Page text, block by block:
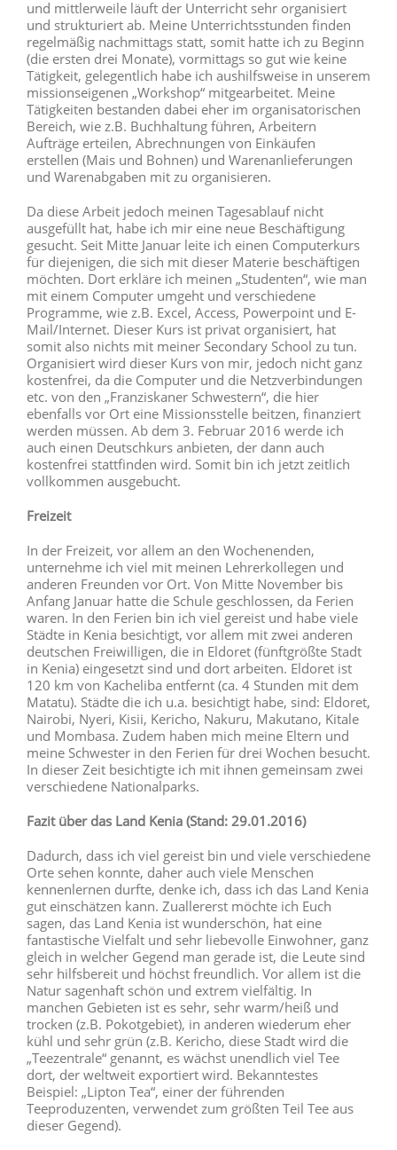
und mittlerweile läuft der Unterricht sehr organisiert
und strukturiert ab. Meine Unterrichtsstunden finden
regelmäßig nachmittags statt, somit hatte ich zu Beginn
(die ersten drei Monate), vormittags so gut wie keine
Tätigkeit, gelegentlich habe ich aushilfsweise in unserem
missionseigenen „Workshop“ mitgearbeitet. Meine
Tätigkeiten bestanden dabei eher im organisatorischen
Bereich, wie z.B. Buchhaltung führen, Arbeitern
Aufträge erteilen, Abrechnungen von Einkäufen
erstellen (Mais und Bohnen) und Warenanlieferungen
und Warenabgaben mit zu organisieren.
Da diese Arbeit jedoch meinen Tagesablauf nicht
ausgefüllt hat, habe ich mir eine neue Beschäftigung
gesucht. Seit Mitte Januar leite ich einen Computerkurs
für diejenigen, die sich mit dieser Materie beschäftigen
möchten. Dort erkläre ich meinen „Studenten“, wie man
mit einem Computer umgeht und verschiedene
Programme, wie z.B. Excel, Access, Powerpoint und E-
Mail/Internet. Dieser Kurs ist privat organisiert, hat
somit also nichts mit meiner Secondary School zu tun.
Organisiert wird dieser Kurs von mir, jedoch nicht ganz
kostenfrei, da die Computer und die Netzverbindungen
etc. von den „Franziskaner Schwestern“, die hier
ebenfalls vor Ort eine Missionsstelle beitzen, finanziert
werden müssen. Ab dem 3. Februar 2016 werde ich
auch einen Deutschkurs anbieten, der dann auch
kostenfrei stattfinden wird. Somit bin ich jetzt zeitlich
vollkommen ausgebucht.
Freizeit
In der Freizeit, vor allem an den Wochenenden,
unternehme ich viel mit meinen Lehrerkollegen und
anderen Freunden vor Ort. Von Mitte November bis
Anfang Januar hatte die Schule geschlossen, da Ferien
waren. In den Ferien bin ich viel gereist und habe viele
Städte in Kenia besichtigt, vor allem mit zwei anderen
deutschen Freiwilligen, die in Eldoret (fünftgrößte Stadt
in Kenia) eingesetzt sind und dort arbeiten. Eldoret ist
120 km von Kacheliba entfernt (ca. 4 Stunden mit dem
Matatu). Städte die ich u.a. besichtigt habe, sind: Eldoret,
Nairobi, Nyeri, Kisii, Kericho, Nakuru, Makutano, Kitale
und Mombasa. Zudem haben mich meine Eltern und
meine Schwester in den Ferien für drei Wochen besucht.
In dieser Zeit besichtigte ich mit ihnen gemeinsam zwei
verschiedene Nationalparks.
Fazit über das Land Kenia (Stand: 29.01.2016)
Dadurch, dass ich viel gereist bin und viele verschiedene
Orte sehen konnte, daher auch viele Menschen
kennenlernen durfte, denke ich, dass ich das Land Kenia
gut einschätzen kann. Zuallererst möchte ich Euch
sagen, das Land Kenia ist wunderschön, hat eine
fantastische Vielfalt und sehr liebevolle Einwohner, ganz
gleich in welcher Gegend man gerade ist, die Leute sind
sehr hilfsbereit und höchst freundlich. Vor allem ist die
Natur sagenhaft schön und extrem vielfältig. In
manchen Gebieten ist es sehr, sehr warm/heiß und
trocken (z.B. Pokotgebiet), in anderen wiederum eher
kühl und sehr grün (z.B. Kericho, diese Stadt wird die
„Teezentrale“ genannt, es wächst unendlich viel Tee
dort, der weltweit exportiert wird. Bekanntestes
Beispiel: „Lipton Tea“, einer der führenden
Teeproduzenten, verwendet zum größten Teil Tee aus
dieser Gegend).